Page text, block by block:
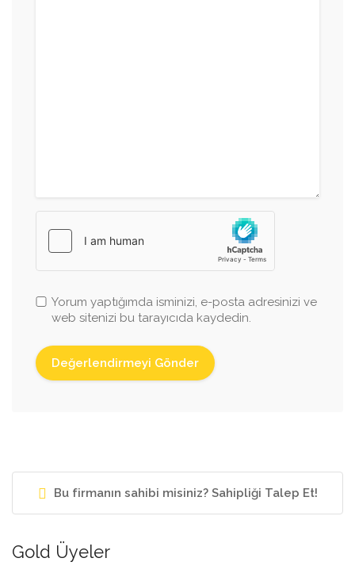
Yorum yaptığımda isminizi, e-posta adresinizi ve
web sitenizi bu tarayıcıda kaydedin.
Bu firmanın sahibi misiniz? Sahipliği Talep Et!
Gold Üyeler